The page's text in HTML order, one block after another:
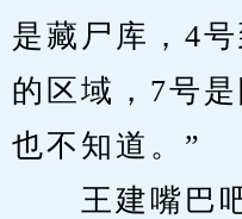
是藏尸库，4
的区域，7号
也不知道。”
王建嘴巴吧